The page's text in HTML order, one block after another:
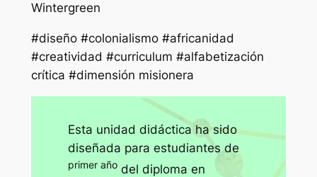
Wintergreen
#diseño #colonialismo #africanidad
#creatividad #curriculum #alfabetización
crítica #dimensión misionera
Esta unidad didáctica ha sido
diseñada para estudiantes de
primer año del diploma en